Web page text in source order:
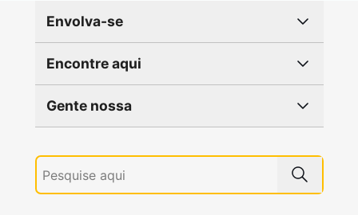
Envolva-se
Encontre aqui
Gente nossa